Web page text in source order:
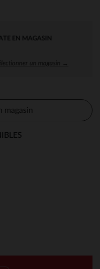
EN MAGASIN
un magasin →
magasin